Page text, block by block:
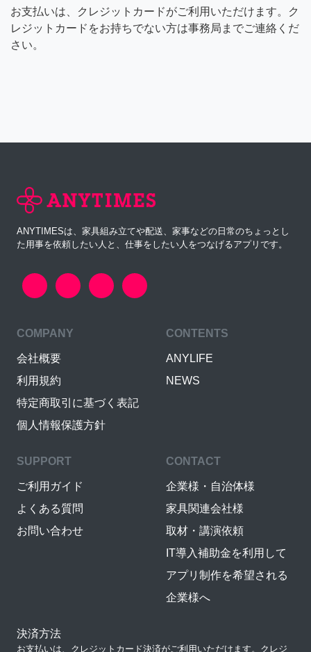
お支払いは、クレジットカードがご利用いただけます。ク
レジットカードをお持ちでない方は事務局までご連絡くだ
さい。
ANYTIMESは、家具組み立てや配送、家事などの日常のちょっとし
た用事を依頼したい人と、仕事をしたい人をつなげるアプリです。
COMPANY
会社概要
利用規約
特定商取引に基づく表記
個人情報保護方針
CONTENTS
ANYLIFE
NEWS
SUPPORT
ご利用ガイド
よくある質問
お問い合わせ
CONTACT
企業様・自治体様
家具関連会社様
取材・講演依頼
IT導入補助金を利用して
アプリ制作を希望される
企業様へ
決済方法
お支払いは、クレジットカード決済がご利用いただけます。クレジ